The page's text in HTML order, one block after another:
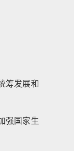
筹发展和
强国家生